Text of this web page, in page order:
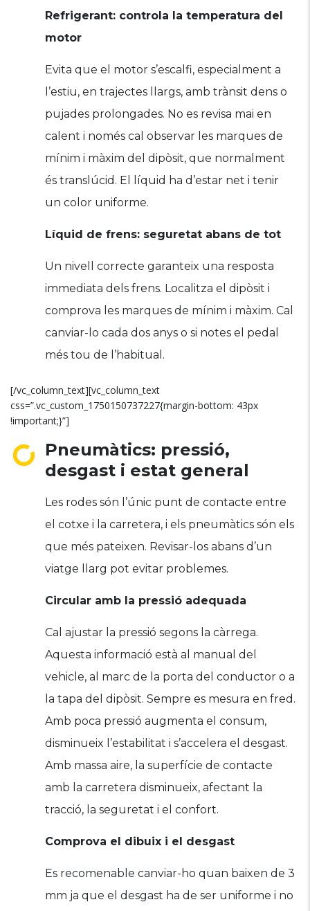
Refrigerant: controla la temperatura del
motor
Evita que el motor s’escalfi, especialment a
l’estiu, en trajectes llargs, amb trànsit dens o
pujades prolongades. No es revisa mai en
calent i només cal observar les marques de
mínim i màxim del dipòsit, que normalment
és translúcid. El líquid ha d’estar net i tenir
un color uniforme.
Líquid de frens: seguretat abans de tot
Un nivell correcte garanteix una resposta
immediata dels frens. Localitza el dipòsit i
comprova les marques de mínim i màxim. Cal
canviar-lo cada dos anys o si notes el pedal
més tou de l’habitual.
[/vc_column_text][vc_column_text
css=”.vc_custom_1750150737227{margin-bottom: 43px
!important;}”]
Pneumàtics: pressió,
desgast i estat general
Les rodes són l’únic punt de contacte entre
el cotxe i la carretera, i els pneumàtics són els
que més pateixen. Revisar-los abans d’un
viatge llarg pot evitar problemes.
Circular amb la pressió adequada
Cal ajustar la pressió segons la càrrega.
Aquesta informació està al manual del
vehicle, al marc de la porta del conductor o a
la tapa del dipòsit. Sempre es mesura en fred.
Amb poca pressió augmenta el consum,
disminueix l’estabilitat i s’accelera el desgast.
Amb massa aire, la superfície de contacte
amb la carretera disminueix, afectant la
tracció, la seguretat i el confort.
Comprova el dibuix i el desgast
Es recomenable canviar-ho quan baixen de 3
mm ja que el desgast ha de ser uniforme i no